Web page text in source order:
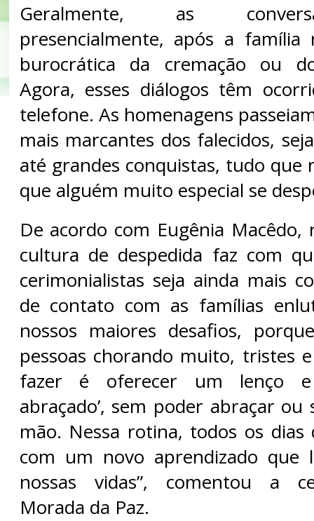
Geralmente, as
presencialmente, após a
burocrática da cremação ou
Agora, esses diálogos têm
telefone. As homenagens
mais marcantes dos falecidos,
até grandes conquistas, tudo que
que alguém muito especial se
De acordo com Eugênia Macêdo,
cultura de despedida faz com
cerimonialistas seja ainda mais
de contato com as famílias
nossos maiores desafios,
pessoas chorando muito, tristes
fazer é oferecer um lenço e
abraçado’, sem poder abraçar
mão. Nessa rotina, todos os
com um novo aprendizado que
nossas vidas”, comentou a
Morada da Paz.